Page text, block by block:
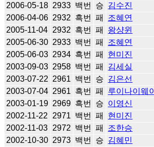
2006-05-18 2933 백번 승 김수진
2006-04-06 2932 흑번 패 조혜연
2005-11-04 2932 흑번 패 왕샹윈
2005-06-30 2933 백번 패 조혜연
2005-06-03 2934 흑번 패 현미진
2003-09-03 2958 백번 패 김세실
2003-07-22 2961 백번 승 김은선
2003-07-04 2961 흑번 패 루이나이웨이
2003-01-19 2969 흑번 승 이영신
2002-11-22
2971 백번 패 현미진
2002-11-03 2972 백번 패 조한승
2002-10-30 2973 백번 승 김혜민